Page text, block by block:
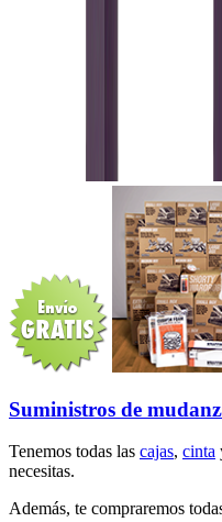
Suministros de
Tenemos todas las cajas, cinta
necesitas.
Además, te compraremos